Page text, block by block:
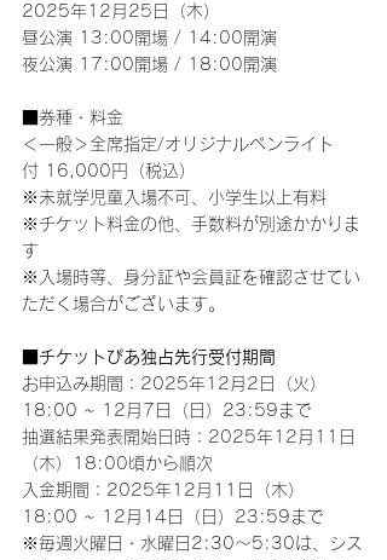
2025年12月25日（木）
昼公演 13:00開場 / 14:00開演
夜公演 17:00開場 / 18:00開演
■券種・料金
＜一般＞全席指定/オリジナルペンライト
付 16,000円（税込）
※未就学児童入場不可、小学生以上有料
※チケット料金の他、手数料が別途かかりま
す
※入場時等、身分証や会員証を確認させてい
ただく場合がございます。
■チケットぴあ独占先行受付期間
お申込み期間：2025年12月2日（火）
18:00 ~ 12月7日（日）23:59まで
抽選結果発表開始日時：2025年12月11日
（木）18:00頃から順次
入金期間：2025年12月11日（木）
18:00 ~ 12月14日（日）23:59まで
※毎週火曜日・水曜日2:30～5:30は、シス